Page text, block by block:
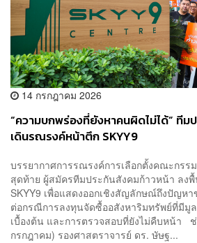
14 กรกฎาคม 2026
“ความบกพร่องที่ยังหาคนผิดไม่ได้” ทีม
เดินรณรงค์หน้าตึก SKYY9
บรรยากาศการรณรงค์การเลือกตั้งคณะกรร
สุดท้าย ผู้สมัครทีมประกันสังคมก้าวหน้า ลง
SKYY9 เพื่อแสดงออกเชิงสัญลักษณ์ถึงปัญห
ต่อกรณีการลงทุนจัดซื้ออสังหาริมทรัพย์ที่มีมู
เบื้องต้น และการตรวจสอบที่ยังไม่คืบหน้า
กรกฎาคม) รองศาสตราจารย์ ดร. ษัษฐ...